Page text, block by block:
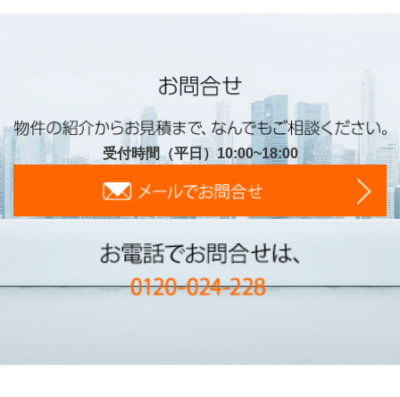
受付時間（平日）10:00~18:00